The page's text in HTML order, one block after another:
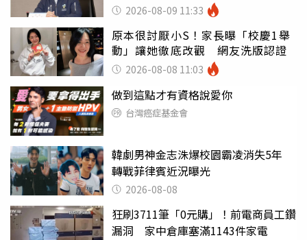
2026-08-09 11:33
原本很討厭小S！家長曝「校慶1舉
動」讓她徹底改觀 網友洗版認證
2026-08-08 11:03
做到這點才有資格說愛你
台灣癌症基金會
韓劇男神金志洙爆校園霸凌消失5年
轉戰菲律賓近況曝光
2026-08-08
狂刷3711筆「0元購」！前電商員工鑽
漏洞 家中倉庫塞滿1143件家電